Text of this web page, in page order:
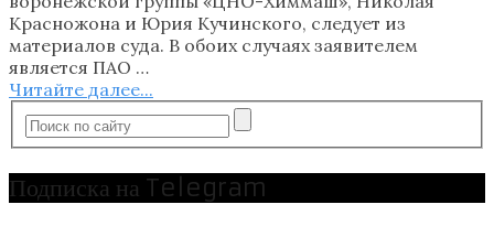
Красножона и Юрия Кучинского, следует из
материалов суда. В обоих случаях заявителем
является ПАО …
Читайте далее...
Подписка на Telegram